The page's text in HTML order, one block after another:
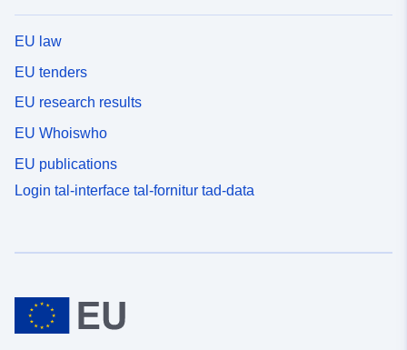
EU law
EU tenders
EU research results
EU Whoiswho
EU publications
Login tal-interface tal-fornitur tad-data